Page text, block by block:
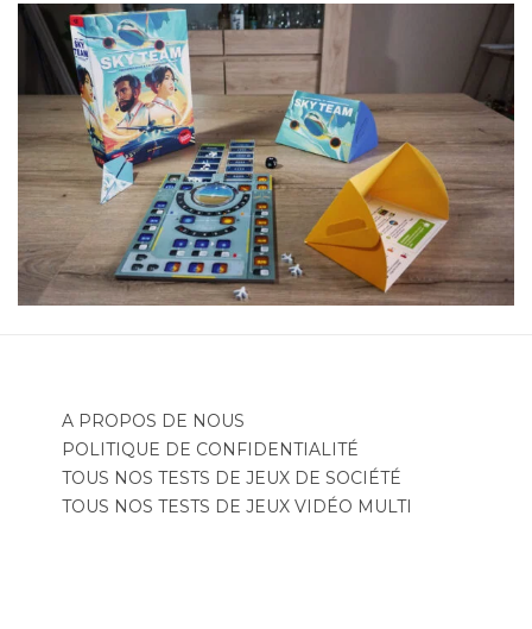
A PROPOS DE NOUS
POLITIQUE DE CONFIDENTIALITÉ
TOUS NOS TESTS DE JEUX DE SOCIÉTÉ
TOUS NOS TESTS DE JEUX VIDÉO MULTI